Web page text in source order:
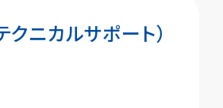
クニカルサポート）